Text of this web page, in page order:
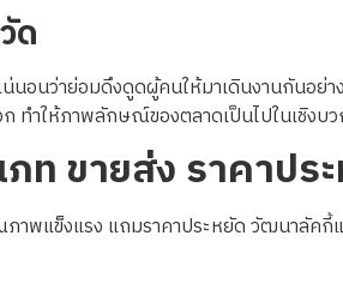
ด
นอนว่าย่อมดึงดูดผู้คนให้มาเดินงานกันอ
ทำให้ภาพลักษณ์ของตลาดเป็นไปในเชิง
ภท ขายส่ง ราคาป
พแข็งแรง แถมราคาประหยัด วัฒนาลัคกี้